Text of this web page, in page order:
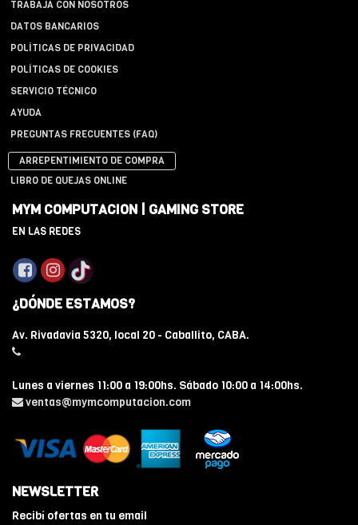
TRABAJÁ CON NOSOTROS
DATOS BANCARIOS
POLÍTICAS DE PRIVACIDAD
POLÍTICAS DE COOKIES
SERVICIO TÉCNICO
AYUDA
PREGUNTAS FRECUENTES (FAQ)
ARREPENTIMIENTO DE COMPRA
LIBRO DE QUEJAS ONLINE
MYM COMPUTACION | GAMING STORE
EN LAS REDES
¿DÓNDE ESTAMOS?
Av. Rivadavia 5320, local 20 - Caballito, CABA.
Lunes a viernes 11:00 a 19:00hs. Sábado 10:00 a 14:00hs.
ventas@mymcomputacion.com
NEWSLETTER
Recibí ofertas en tu email